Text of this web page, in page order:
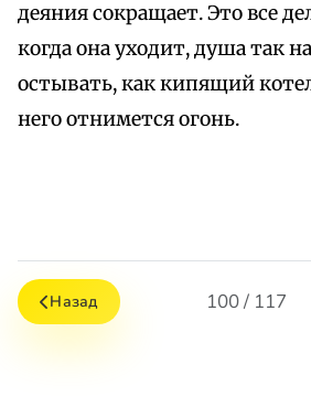
деяния сокращает. Это все
когда она уходит, душа так
остывать, как кипящий
него отнимется огонь.
Назад 100 / 117